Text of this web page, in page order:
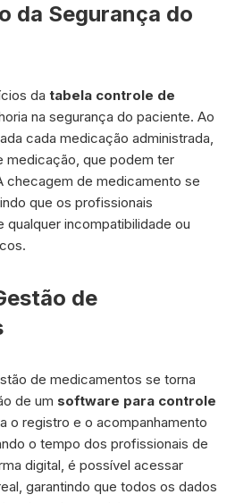
da Segurança do
da tabela controle de
na segurança do paciente. Ao
cada medicação administrada,
medicação, que podem ter
checagem de medicamento se
que os profissionais
qualquer incompatibilidade ou
de
de medicamentos se torna
de um software para controle
o registro e o acompanhamento
o tempo dos profissionais de
digital, é possível acessar
garantindo que todos os dados